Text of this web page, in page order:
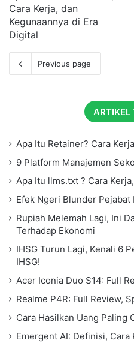
Cara Kerja, dan
Kegunaannya di Era
Digital
Previous page
ARTIKEL
Apa Itu Retainer? Cara
9 Platform Manajemen
Apa Itu llms.txt ? Cara
Efek Ngeri Blunder
Rupiah Melemah Lagi, Ini
Terhadap Ekonomi
IHSG Turun Lagi, Kenali 6
IHSG!
Acer Iconia Duo S14: Full
Realme P4R: Full Review,
Cara Hasilkan Uang Paling
Emergent AI: Definisi,